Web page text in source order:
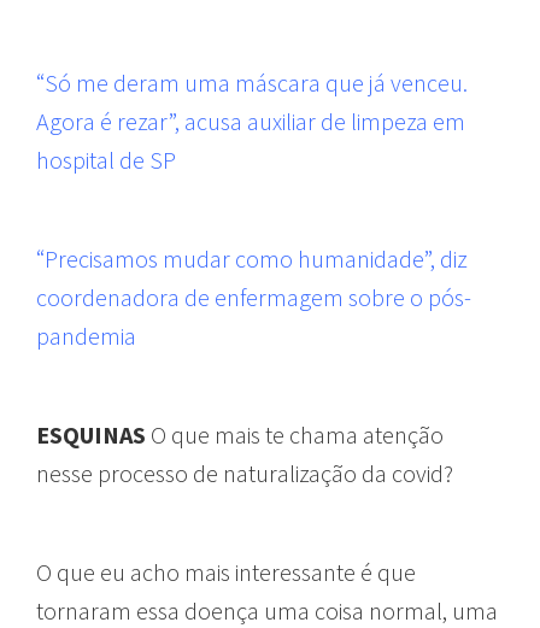
“Só me deram uma máscara que já venceu.
Agora é rezar”, acusa auxiliar de limpeza em
hospital de SP
“Precisamos mudar como humanidade”, diz
coordenadora de enfermagem sobre o pós-
pandemia
ESQUINAS O que mais te chama atenção
nesse processo de naturalização da covid?
O que eu acho mais interessante é que
tornaram essa doença uma coisa normal, uma